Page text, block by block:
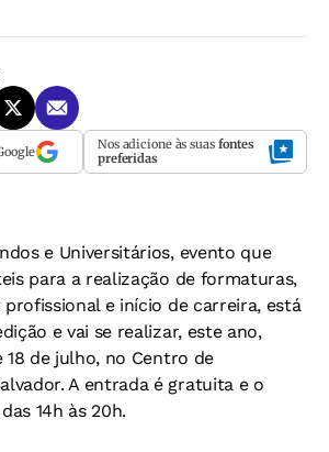
Nos adicione às suas fontes
preferidas
e Universitários, evento que
para a realização de formaturas,
e início de carreira, está
e vai se realizar, este ano,
18 de julho, no Centro de
A entrada é gratuita e o
14h às 20h.